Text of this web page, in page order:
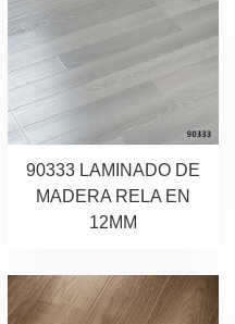
90333 LAMINADO DE
MADERA RELA EN
12MM